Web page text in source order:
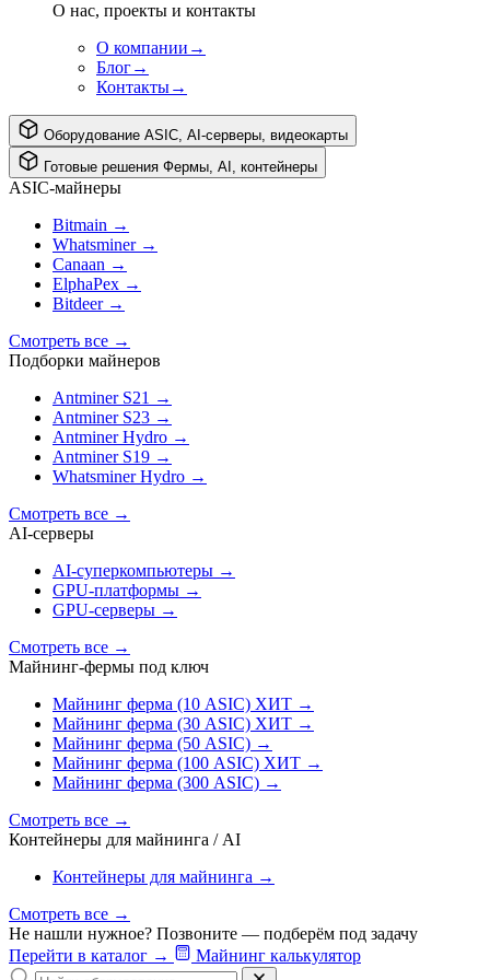
О нас, проекты и контакты
О компании →
Блог→
Контакты→
Оборудование ASIC, AI-серверы, видеокарты
Готовые решения Фермы, AI, контейнеры
ASIC-майнеры
Bitmain →
Whatsminer →
Canaan →
ElphaPex →
Bitdeer →
Смотреть все →
Подборки майнеров
Antminer S21 →
Antminer S23 →
Antminer Hydro →
Antminer S19 →
Whatsminer Hydro →
Смотреть все →
AI‑серверы
AI‑суперкомпьютеры →
GPU‑платформы →
GPU‑серверы →
Смотреть все →
Майнинг-фермы под ключ
Майнинг ферма (10 ASIC) ХИТ →
Майнинг ферма (30 ASIC) ХИТ →
Майнинг ферма (50 ASIC) →
Майнинг ферма (100 ASIC) ХИТ →
Майнинг ферма (300 ASIC) →
Смотреть все →
Контейнеры для майнинга / AI
Контейнеры для майнинга →
Смотреть все →
Не нашли нужное? Позвоните — подберём под задачу
Перейти в каталог → Майнинг калькулятор